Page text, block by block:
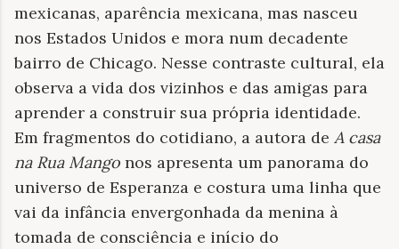
mexicanas, aparência mexicana, mas nasceu
nos Estados Unidos e mora num decadente
bairro de Chicago. Nesse contraste cultural, ela
observa a vida dos vizinhos e das amigas para
aprender a construir sua própria identidade.
Em fragmentos do cotidiano, a autora de A casa
na Rua Mango nos apresenta um panorama do
universo de Esperanza e costura uma linha que
vai da infância envergonhada da menina à
tomada de consciência e início do